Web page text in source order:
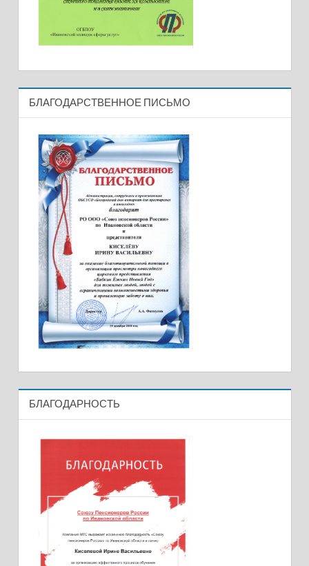
БЛАГОДАРСТВЕННОЕ ПИСЬМО
БЛАГОДАРНОСТЬ